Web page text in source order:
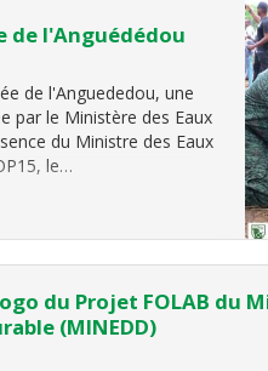
de l'Anguédédou
de l'Anguededou, une
par le Ministère des Eaux
du Ministre des Eaux
le…
du Projet FOLAB du
(MINEDD)